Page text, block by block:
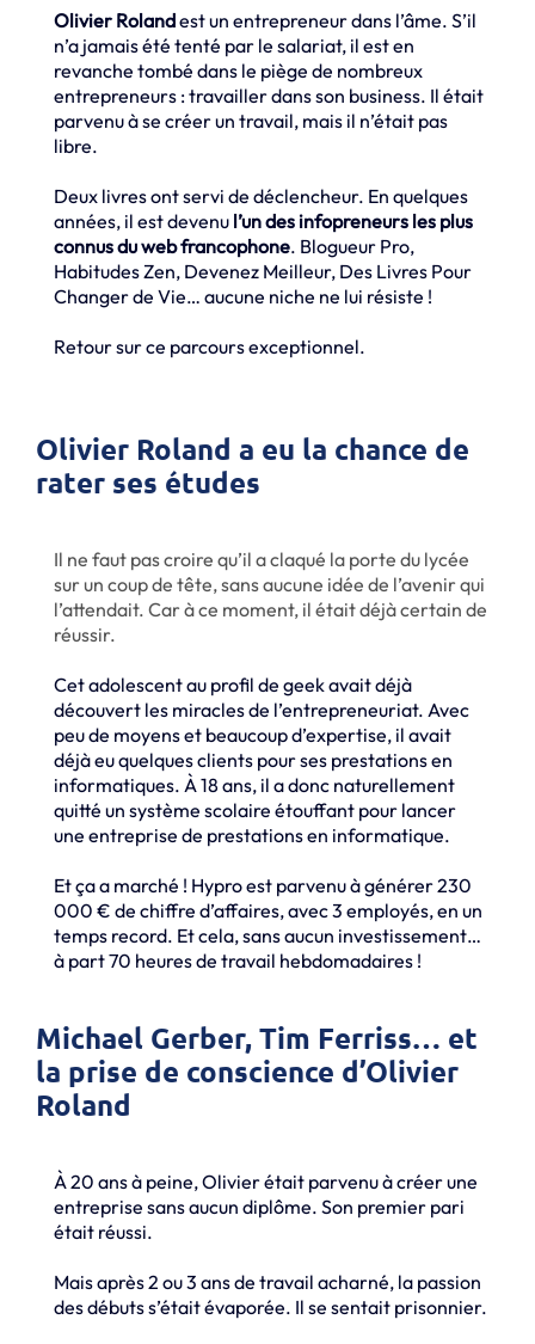
Olivier Rolandest un entrepreneur dans l’âme. S’il
n’a jamais été tenté par le salariat, il est en
revanche tombé dans le piège de nombreux
entrepreneurs : travailler dans son business. Il était
parvenu à se créer un travail, mais il n’était pas
libre.
Deux livres ont servi de déclencheur. En quelques
années, il est devenu l’un des infopreneurs les plus
connus du web francophone. Blogueur Pro,
Habitudes Zen, Devenez Meilleur, Des Livres Pour
Changer de Vie… aucune niche ne lui résiste !
Retour sur ce parcours exceptionnel.
Olivier Roland a eu la chance de
rater ses études
Il ne faut pas croire qu’il a claqué la porte du lycée
sur un coup de tête, sans aucune idée de l’avenir qui
l’attendait. Car à ce moment, il était déjà certain de
réussir.
Cet adolescent au profil de geek avait déjà
découvert les miracles de l’entrepreneuriat. Avec
peu de moyens et beaucoup d’expertise, il avait
déjà eu quelques clients pour ses prestations en
informatiques. À 18 ans, il a donc naturellement
quitté un système scolaire étouffant pour lancer
une entreprise de prestations en informatique.
Et ça a marché ! Hypro est parvenu à générer 230
000 € de chiffre d’affaires, avec 3 employés, en un
temps record. Et cela, sans aucun investissement…
à part 70 heures de travail hebdomadaires !
Michael Gerber, Tim Ferriss… et
la prise de conscience d’Olivier
Roland
À 20 ans à peine, Olivier était parvenu à créer une
entreprise sans aucun diplôme. Son premier pari
était réussi.
Mais après 2 ou 3 ans de travail acharné, la passion
des débuts s’était évaporée. Il se sentait prisonnier.